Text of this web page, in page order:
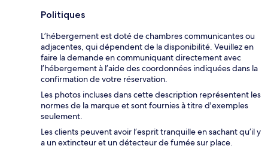
Politiques
L’hébergement est doté de chambres communicantes ou
adjacentes, qui dépendent de la disponibilité. Veuillez en
faire la demande en communiquant directement avec
l’hébergement à l’aide des coordonnées indiquées dans la
confirmation de votre réservation.
Les photos incluses dans cette description représentent les
normes de la marque et sont fournies à titre d'exemples
seulement.
Les clients peuvent avoir l’esprit tranquille en sachant qu’il y
a un extincteur et un détecteur de fumée sur place.